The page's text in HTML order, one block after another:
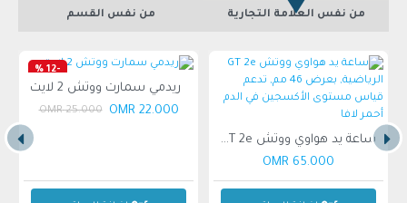
• منتج يتميز بالقدرة على تتبع مستويات التوتر لديك ويقدم
• تطبيق يضم أكثر من 60 شاشة سوار مدمجة مصممة خصيصاً
لملء الشاشة، ويمكن مشاهدتها بسهولة من خلال رفع
المعصم.
• منتج يمكنك من مراقبة مستويات تشبع الأكسجين في الدم
ليلاً وتحليل جودة التنفس أثناء النوم، لتتمكن من تتبع جودة
نومك.
من نفس العلامة التجارية من نفس القسم
ساعة يد هواوي ووتش GT 2e الرياضية, بعرض 46 مم, تدعم قياس مستوى الأكسجين في الدم أحمر لافا
65.000 OMR
-12 %
ريدمي سمارت ووتش 2 لايت
22.000 OMR
25.000 OMR